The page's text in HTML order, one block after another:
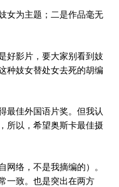
女为主题；二是作品毫无
好影片，要大家别看到妓
种妓女替处女去死的胡编
最佳外国语片奖。但我认
所以，希望奥斯卡最佳摄
络，不是我摘编的）。
一致。也是突出在两方